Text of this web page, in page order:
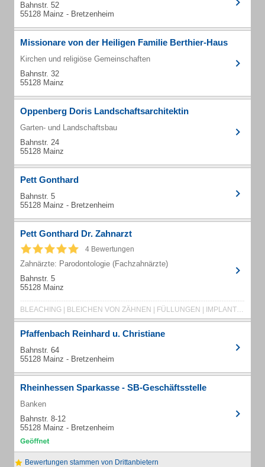
Bahnstr. 52
55128 Mainz - Bretzenheim
Missionare von der Heiligen Familie Berthier-Haus
Kirchen und religiöse Gemeinschaften
Bahnstr. 32
55128 Mainz
Oppenberg Doris Landschaftsarchitektin
Garten- und Landschaftsbau
Bahnstr. 24
55128 Mainz
Pett Gonthard
Bahnstr. 5
55128 Mainz - Bretzenheim
Pett Gonthard Dr. Zahnarzt
4 Bewertungen
Zahnärzte: Parodontologie (Fachzahnärzte)
Bahnstr. 5
55128 Mainz
BLEACHING | BLEICHEN VON ZÄHNEN | FÜLLUNGEN | IMPLANTOLOGIE | LASERTHERAPIE
Pfaffenbach Reinhard u. Christiane
Bahnstr. 64
55128 Mainz - Bretzenheim
Rheinhessen Sparkasse - SB-Geschäftsstelle
Banken
Bahnstr. 8-12
55128 Mainz - Bretzenheim
Bewertungen stammen von Drittanbietern